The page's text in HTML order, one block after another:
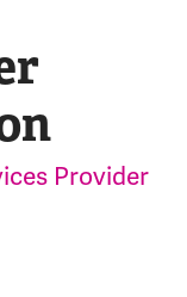
Provider